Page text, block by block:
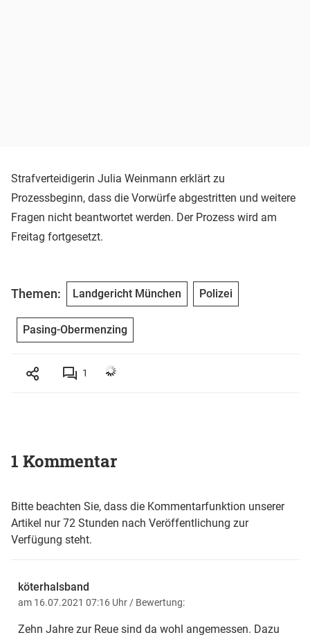
Strafverteidigerin Julia Weinmann erklärt zu
Prozessbeginn, dass die Vorwürfe abgestritten und weitere
Fragen nicht beantwortet werden. Der Prozess wird am
Freitag fortgesetzt.
Themen: Landgericht München Polizei
Pasing-Obermenzing
1
1 Kommentar
Bitte beachten Sie, dass die Kommentarfunktion unserer
Artikel nur 72 Stunden nach Veröffentlichung zur
Verfügung steht.
köterhalsband
am 16.07.2021 07:16 Uhr / Bewertung:
Zehn Jahre zur Reue sind da wohl angemessen. Dazu